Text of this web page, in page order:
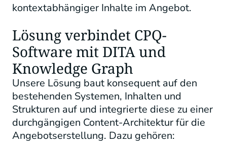
kontextabhängiger Inhalte im Angebot.
Lösung verbindet CPQ-
Software mit DITA und
Knowledge Graph
Unsere Lösung baut konsequent auf den
bestehenden Systemen, Inhalten und
Strukturen auf und integrierte diese zu einer
durchgängigen Content-Architektur für die
Angebotserstellung. Dazu gehören: